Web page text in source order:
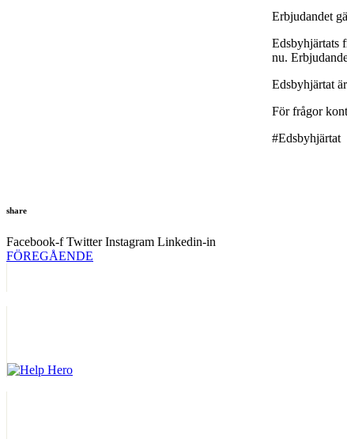
Erbjudandet
Edsbyhjärtats
nu.
Edsbyhjärtat
För frågor
#Edsbyhjärtat
share
Facebook-f Twitter Instagram Linkedin-in
FÖREGÅENDE